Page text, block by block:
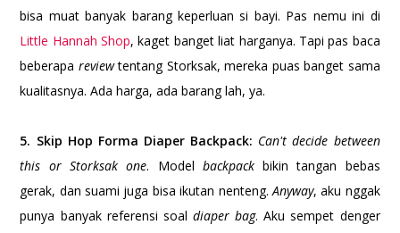
bisa muat banyak barang keperluan si bayi. Pas nemu ini di
Little Hannah Shop, kaget banget liat harganya. Tapi pas baca
beberapa reviewtentang Storksak, mereka puas banget sama
kualitasnya. Ada harga, ada barang lah, ya.
5. Skip Hop Forma Diaper Backpack: Can't decide between
this or Storksak one. Model backpackbikin tangan bebas
gerak, dan suami juga bisa ikutan nenteng. Anyway, aku nggak
punya banyak referensi soal diaper bag. Aku sempet denger